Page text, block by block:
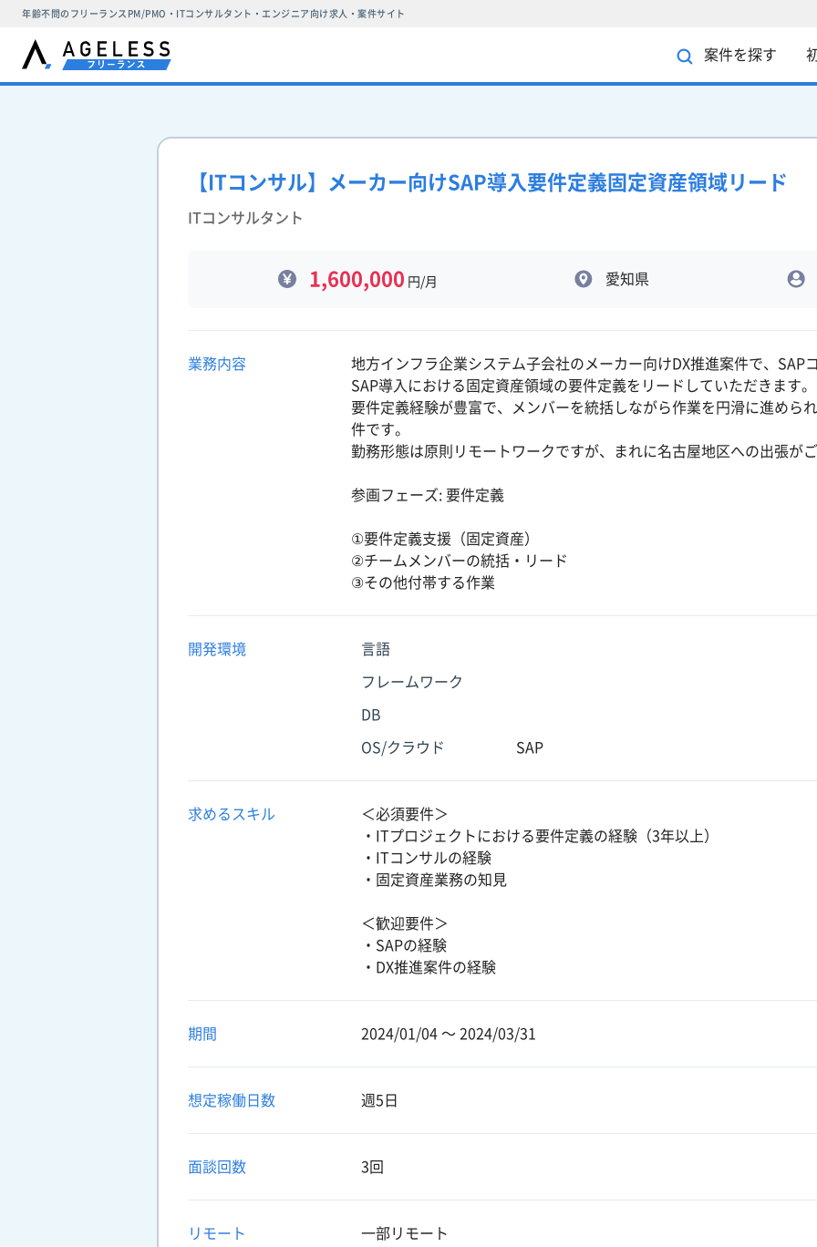
年齢不問のフリーランスPM/PMO・ITコンサルタント・エンジニア向け求人・案件サイト
案件を探す
【ITコンサル】メーカー向けSAP導入要件定義固定資産領域リード
ITコンサルタント
1,600,000 円/月 愛知県
業務内容
地方インフラ企業システム子会社のメーカー向けDX推進案件で、SAP
SAP導入における固定資産領域の要件定義をリードしていただきます。
要件定義経験が豊富で、メンバーを統括しながら作業を円滑に進めら
件です。
勤務形態は原則リモートワークですが、まれに名古屋地区への出張がご
参画フェーズ: 要件定義
①要件定義支援（固定資産）
②チームメンバーの統括・リード
③その他付帯する作業
開発環境 言語
フレームワーク
DB
OS/クラウド SAP
求めるスキル
＜必須要件＞
・ITプロジェクトにおける要件定義の経験（3年以上）
・ITコンサルの経験
・固定資産業務の知見
＜歓迎要件＞
・SAPの経験
・DX推進案件の経験
期間 2024/01/04 〜 2024/03/31
想定稼働日数 週5日
面談回数 3回
リモート 一部リモート